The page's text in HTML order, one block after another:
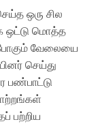
ஒரு சில
ஒட்டு மொத்த
வேலையை
செய்து
பண்பாட்டு
பற்றிய